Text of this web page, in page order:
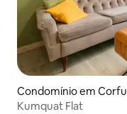
Condomínio em Corfu
Kumquat Flat